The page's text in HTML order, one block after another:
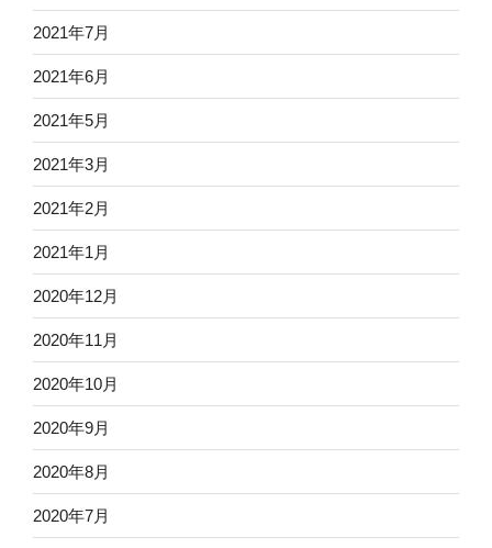
2021年7月
2021年6月
2021年5月
2021年3月
2021年2月
2021年1月
2020年12月
2020年11月
2020年10月
2020年9月
2020年8月
2020年7月